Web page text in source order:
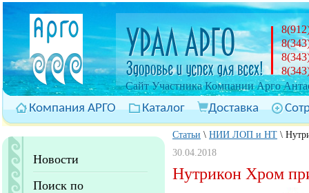
Cайт Участника Компании Арго
Компания АРГО Каталог Доставка
Новости
Поиск по
Статьи \ НИИ ЛОП и НТ \
30.04.2018
Нутрикон Хром